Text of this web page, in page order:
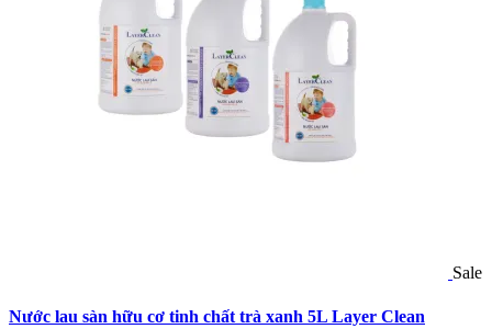
Sale
Nước lau sàn hữu cơ tinh chất trà xanh 5L Layer Clean